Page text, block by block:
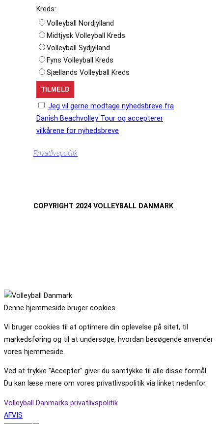
Kreds:
Volleyball Nordjylland
Midtjysk Volleyball Kreds
Volleyball Sydjylland
Fyns Volleyball Kreds
Sjællands Volleyball Kreds
Jeg vil gerne modtage nyhedsbreve fra
Danish Beachvolley Tour og accepterer
vilkårene for nyhedsbreve
Privatlivspolitik
COPYRIGHT 2024 VOLLEYBALL DANMARK
Denne hjemmeside bruger cookies
Vi bruger cookies til at optimere din oplevelse på sitet, til
markedsføring og til at undersøge, hvordan besøgende anvender
vores hjemmeside.
Ved at trykke "Accepter" giver du samtykke til alle disse formål.
Du kan læse mere om vores privatlivspolitik via linket nedenfor.
Volleyball Danmarks privatlivspolitik
AFVIS